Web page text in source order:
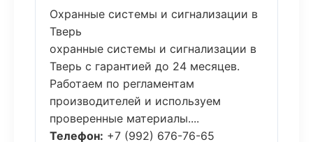
Охранные системы и сигнализации в
Тверь
охранные системы и сигнализации в
Тверь с гарантией до 24 месяцев.
Работаем по регламентам
производителей и используем
проверенные материалы....
Телефон: +7 (992) 676-76-65